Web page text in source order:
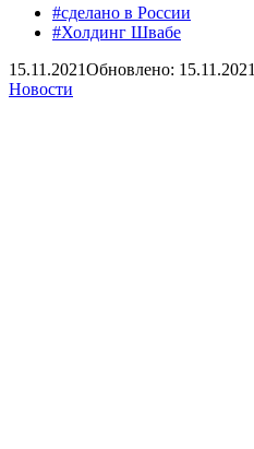
#сделано в России
#Холдинг Швабе
15.11.2021Обновлено: 15.11.2021
Новости